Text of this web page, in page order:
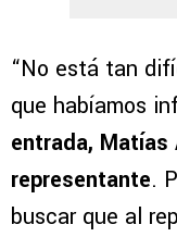
“No está tan
que habíamos
entrada, Matías
representante.
buscar que al